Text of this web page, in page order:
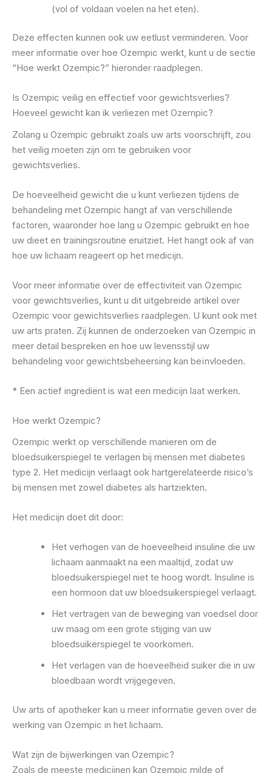
(vol of voldaan voelen na het eten).
Deze effecten kunnen ook uw eetlust verminderen. Voor
meer informatie over hoe Ozempic werkt, kunt u de sectie
“Hoe werkt Ozempic?” hieronder raadplegen.
Is Ozempic veilig en effectief voor gewichtsverlies?
Hoeveel gewicht kan ik verliezen met Ozempic?
Zolang u Ozempic gebruikt zoals uw arts voorschrijft, zou
het veilig moeten zijn om te gebruiken voor
gewichtsverlies.
De hoeveelheid gewicht die u kunt verliezen tijdens de
behandeling met Ozempic hangt af van verschillende
factoren, waaronder hoe lang u Ozempic gebruikt en hoe
uw dieet en trainingsroutine eruitziet. Het hangt ook af van
hoe uw lichaam reageert op het medicijn.
Voor meer informatie over de effectiviteit van Ozempic
voor gewichtsverlies, kunt u dit uitgebreide artikel over
Ozempic voor gewichtsverlies raadplegen. U kunt ook met
uw arts praten. Zij kunnen de onderzoeken van Ozempic in
meer detail bespreken en hoe uw levensstijl uw
behandeling voor gewichtsbeheersing kan beïnvloeden.
* Een actief ingrediënt is wat een medicijn laat werken.
Hoe werkt Ozempic?
Ozempic werkt op verschillende manieren om de
bloedsuikerspiegel te verlagen bij mensen met diabetes
type 2. Het medicijn verlaagt ook hartgerelateerde risico’s
bij mensen met zowel diabetes als hartziekten.
Het medicijn doet dit door:
Het verhogen van de hoeveelheid insuline die uw
lichaam aanmaakt na een maaltijd, zodat uw
bloedsuikerspiegel niet te hoog wordt. Insuline is
een hormoon dat uw bloedsuikerspiegel verlaagt.
Het vertragen van de beweging van voedsel door
uw maag om een ​​grote stijging van uw
bloedsuikerspiegel te voorkomen.
Het verlagen van de hoeveelheid suiker die in uw
bloedbaan wordt vrijgegeven.
Uw arts of apotheker kan u meer informatie geven over de
werking van Ozempic in het lichaam.
Wat zijn de bijwerkingen van Ozempic?
Zoals de meeste medicijnen kan Ozempic milde of